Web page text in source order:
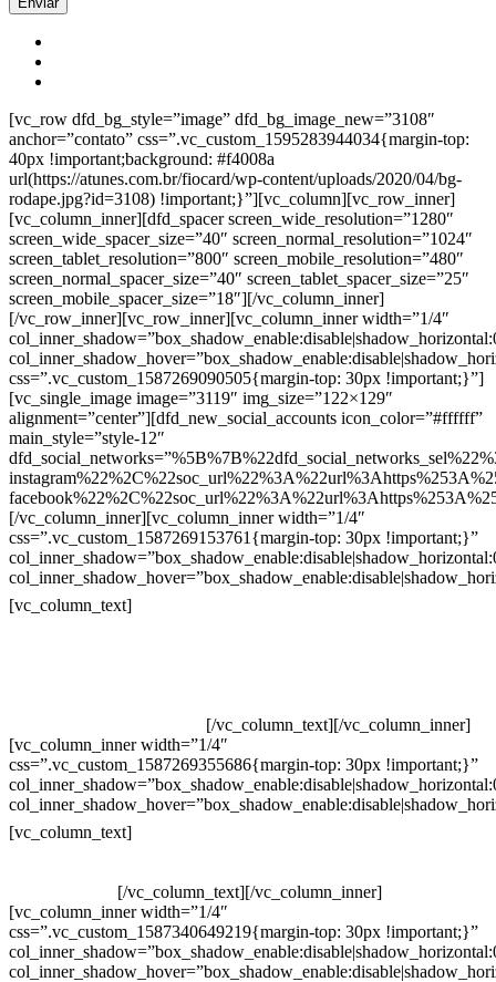
[vc_row dfd_bg_style=”image” dfd_bg_image_new=”3108″
anchor=”contato” css=”.vc_custom_1595283944034{margin-top:
40px !important;background: #f4008a
url(https://atunes.com.br/fiocard/wp-content/uploads/2020/04/bg-
rodape.jpg?id=3108) !important;}”][vc_column][vc_row_inner]
[vc_column_inner][dfd_spacer screen_wide_resolution=”1280″
screen_wide_spacer_size=”40″ screen_normal_resolution=”1024″
screen_tablet_resolution=”800″ screen_mobile_resolution=”480″
screen_normal_spacer_size=”40″ screen_tablet_spacer_size=”25″
screen_mobile_spacer_size=”18″][/vc_column_inner]
[/vc_row_inner][vc_row_inner][vc_column_inner width=”1/4″
css=”.vc_custom_1587269090505{margin-top: 30px !important;}”]
[vc_single_image image=”3119″ img_size=”122×129″
alignment=”center”][dfd_new_social_accounts icon_color=”#ffffff”
main_style=”style-12″
[/vc_column_inner][vc_column_inner width=”1/4″
css=”.vc_custom_1587269153761{margin-top: 30px !important;}”
[vc_column_text]
[/vc_column_text][/vc_column_inner]
[vc_column_inner width=”1/4″
css=”.vc_custom_1587269355686{margin-top: 30px !important;}”
[vc_column_text]
[/vc_column_text][/vc_column_inner]
[vc_column_inner width=”1/4″
css=”.vc_custom_1587340649219{margin-top: 30px !important;}”